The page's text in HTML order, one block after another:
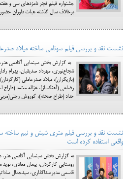
جشنواره فیلم فجر نامزدهای سی و
برخلاف سال گذشته هیات داوران
نشست نقد و بررسی فیلم سونامی ساخته میلاد
به گزارش بخش سینمایی آکادمی
شجاع‌نوری، مهرداد صدیقیان، بهرام
(بازیگران)، میلاد صدرعاملی
رضاعی (آهنگساز)، غزاله معتمد (طراح
حداد (طراح صحنه)، کوروش
نشست نقد و بررسی فیلم متری شیش و نیم ساخته
واقعی استفاده کرده است
به گزارش بخش سینمایی آکادمی
روستایی کارگردان، پیمان معادی،
قاسمی مدیرصداگذاری، سیدجمال